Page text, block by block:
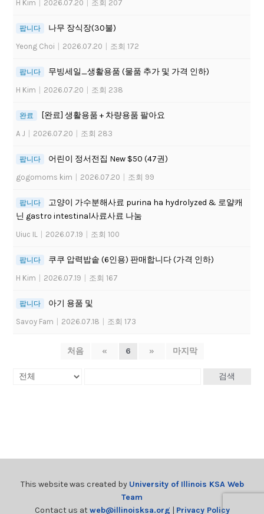
H Kim 2026.07.20 조회 207
팝니다 나무 장식장(30불)
Yeong Choi 2026.07.20 조회 172
팝니다 무빙세일_생활용품 (물품 추가 및 가격 인하)
H Kim 2026.07.20 조회 238
완료 [완료] 생활용품 + 차량용품 팔아요
A J 2026.07.20 조회 283
팝니다 어린이 정서전집 New $50 (47권)
gogomoms kim 2026.07.20 조회 99
팝니다
고양이 가수분해사료 purina ha hydrolyzed & 로얄캐
닌 gastro intestinal사료사료 나눔
Uiuc IL 2026.07.19 조회 100
팝니다 쿠쿠 압력밥솥 (6인용) 판매합니다 (가격 인하)
H Kim 2026.07.19 조회 167
팝니다 아기 용품 및
Savoy Fam 2026.07.18 조회 173
처음 « 6 » 마지막
검색
This website was created by University of Illinois KSA Web
Team
Contact us at web@illinoisksa.org | Privacy Policy